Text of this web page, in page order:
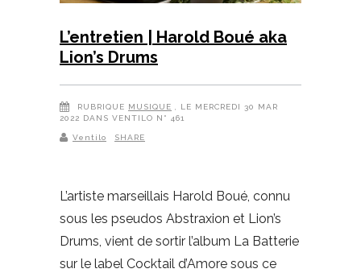
L’entretien | Harold Boué aka
Lion’s Drums
RUBRIQUE MUSIQUE
, LE MERCREDI 30 MAR
2022 DANS VENTILO N° 461
Ventilo SHARE
L’artiste marseillais Harold Boué, connu
sous les pseudos Abstraxion et Lion’s
Drums, vient de sortir l’album La Batterie
sur le label Cocktail d’Amore sous ce